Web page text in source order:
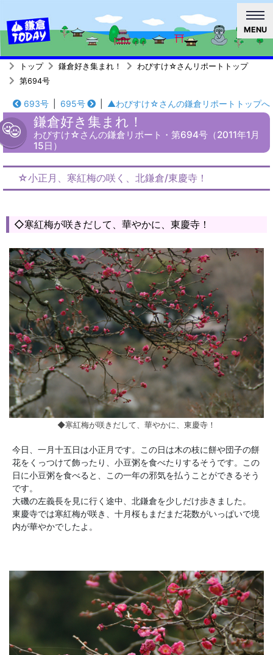
MENU
トップ 鎌倉好き集まれ！
わびすけ☆さんリポートトップ
第694号
693号 695号 ▲わびすけ☆さんの鎌倉リポートトップへ
鎌倉好き集まれ！
わびすけ☆さんの鎌倉リポート・第694号（2011年1月
15日）
☆小正月、寒紅梅の咲く、北鎌倉/東慶寺！
◇寒紅梅が咲きだして、華やかに、東慶寺！
◆寒紅梅が咲きだして、華やかに、東慶寺！
今日、一月十五日は小正月です。この日は木の枝に餅や団子の餅
花をくっつけて飾ったり、小豆粥を食べたりするそうです。この
日に小豆粥を食べると、この一年の邪気を払うことができるそう
です。
大磯の左義長を見に行く途中、北鎌倉を少しだけ歩きました。
東慶寺では寒紅梅が咲き、十月桜もまだまだ花数がいっぱいで境
内が華やかでしたよ。